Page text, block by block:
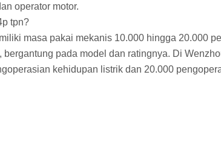
operator motor.
tpn?
masa pakai mekanis 10.000 hingga 20.000
pada model dan ratingnya. Di
kehidupan listrik dan 20.000